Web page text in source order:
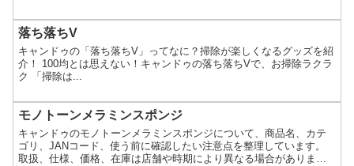
落ち落ちV
キャンドゥの「落ち落ちV」ってなに？掃除が楽しくなるグッズを紹
介！ 100均とは思えない！キャンドゥの落ち落ちVで、お掃除ラクラ
ク 「掃除は...
モノトーンメラミンスポンジ
キャンドゥのモノトーンメラミンスポンジについて、商品名、カテ
ゴリ、JANコード、使う前に確認したい注意点を整理しています。
取扱、仕様、価格、在庫は店舗や時期により異なる場合がありま